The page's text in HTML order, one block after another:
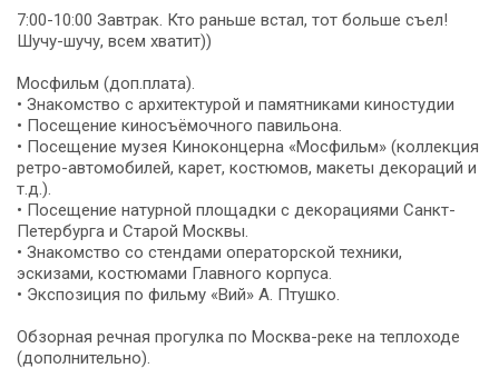
7:00-10:00 Завтрак. Кто раньше встал, тот больше съел!
Шучу-шучу, всем хватит))
Мосфильм (доп.плата).
• Знакомство с архитектурой и памятниками киностудии
• Посещение киносъёмочного павильона.
• Посещение музея Киноконцерна «Мосфильм» (коллекция
ретро-автомобилей, карет, костюмов, макеты декораций и
т.д.).
• Посещение натурной площадки с декорациями Санкт-
Петербурга и Старой Москвы.
• Знакомство со стендами операторской техники,
эскизами, костюмами Главного корпуса.
• Экспозиция по фильму «Вий» А. Птушко.
Обзорная речная прогулка по Москва-реке на теплоходе
(дополнительно).